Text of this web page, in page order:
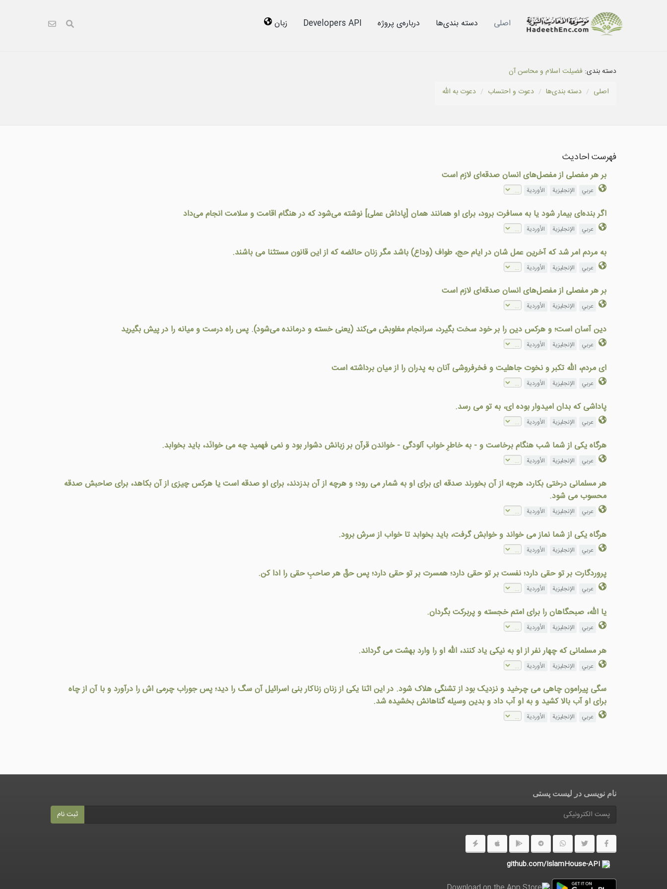
اصلی دسته بندى‌ها درباره‌ى پروژه Developers API زبان
دسته بندی: فضيلت اسلام و محاسن آن
اصلی
دسته بندى‌ها دعوت و احتساب دعوت به الله
فهرست احادیث
بر هر مفصلی از مفصل‌های انسان صدقه‌ای لازم است
عربي الإنجليزية الأوردية
اگر بنده‌ای بیمار شود یا به مسافرت برود، برای او همانند همان [پاداش عملی] نوشته می‌شود که در هنگام اقامت و سلامت انجام می‌داد
عربي الإنجليزية الأوردية
به مردم امر شد كه آخرين عمل شان در ايام حج، طواف (وداع) باشد مگر زنان حائضه كه از اين قانون مستثنا می باشند.
عربي الإنجليزية الأوردية
بر هر مفصلی از مفصل‌های انسان صدقه‌ای لازم است
عربي الإنجليزية الأوردية
دين آسان است؛ و هرکس دین را بر خود سخت بگيرد، سرانجام مغلوبش می‌کند (یعنی خسته و درمانده می‌شود). پس راه درست و ميانه را در پيش بگيريد
عربي الإنجليزية الأوردية
ای مردم، الله تکبر و نخوت جاهلیت و فخرفروشی آنان به پدران را از میان برداشته است
عربي الإنجليزية الأوردية
پاداشی که بدان اميدوار بوده ای، به تو می رسد.
عربي الإنجليزية الأوردية
هرگاه يکی از شما شب هنگام برخاست و - به خاطرِ خواب آلودگی - خواندن قرآن بر زبانش دشوار بود و نمی فهميد چه می خوانَد، بايد بخوابد.
عربي الإنجليزية الأوردية
هر مسلمانی درختی بکارد، هرچه از آن بخورند صدقه ای برای او به شمار می رود؛ و هرچه از آن بدزدند، برای او صدقه است يا هرکس چيزی از آن بکاهد، برای صاحبش صدقه
محسوب می شود.
عربي الإنجليزية الأوردية
هرگاه يکی از شما نماز می خواند و خوابش گرفت، بايد بخوابد تا خواب از سرش برود.
عربي الإنجليزية الأوردية
پروردگارت بر تو حقی دارد؛ نفست بر تو حقی دارد؛ همسرت بر تو حقی دارد؛ پس حقّ هر صاحبِ حقی را ادا کن.
عربي الإنجليزية الأوردية
يا الله، صبحگاهان را برای امتم خجسته و پربرکت بگردان.
عربي الإنجليزية الأوردية
هر مسلمانی که چهار نفر از او به نيکی ياد کنند، الله او را وارد بهشت می گرداند.
عربي الإنجليزية الأوردية
سگی پيرامون چاهی می چرخيد و نزديک بود از تشنگی هلاک شود. در اين اثنا يکی از زنان زناکار بنی اسرائيل آن سگ را ديد؛ پس جوراب چرمی اش را درآورد و با آن از چاه
برای او آب بالا کشيد و به او آب داد و بدين وسيله گناهانش بخشيده شد.
عربي الإنجليزية الأوردية
نام نویسی در ليست پستى
ثبت نام
github.com/IslamHouse-API